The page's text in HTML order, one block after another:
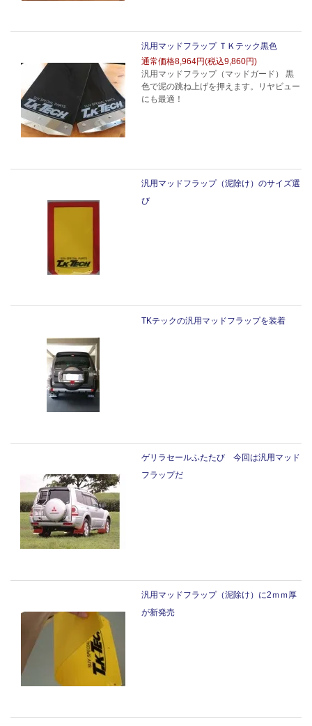
汎用マッドフラップ ＴＫテック黒色
通常価格8,964円(税込9,860円)
汎用マッドフラップ（マッドガード） 黒
色で泥の跳ね上げを押えます。リヤビュー
にも最適！
汎用マッドフラップ（泥除け）のサイズ選
び
TKテックの汎用マッドフラップを装着
ゲリラセールふたたび 今回は汎用マッド
フラップだ
汎用マッドフラップ（泥除け）に2ｍｍ厚
が新発売